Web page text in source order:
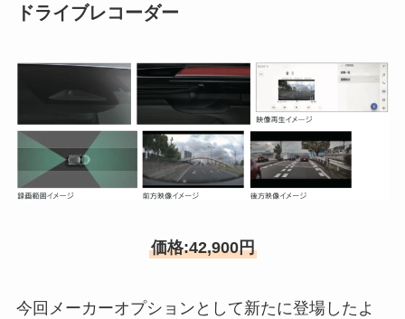
ドライブレコーダー
価格:42,900円
今回メーカーオプションとして新たに登場したよ